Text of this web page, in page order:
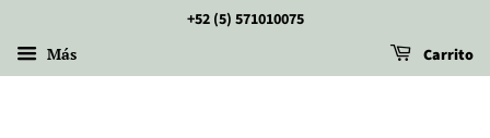
+52 (5) 571010075
Más Carrito